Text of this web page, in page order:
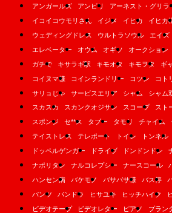
アンガールズ
アンビリ アーネスト・グリラ
イコイコウモリさん
イジメ イヒカ イヒカ
ウェディングドレス
ウルトラソウル エイズ
エレベーター
オウム オギソ オークション
ガチで
キサラギ駅 キモオタ キモヲタ ギ
コイヌマ様
コインランドリー コツン コト
サリョじゃ
サービスエリア シャム シャム
スカスカ
スカンクオジサン スコープ スト
スポンジ
セ**ス タブー タモリ チャイム
テイストレス
テレポート トイレ トンネル
ドッペルゲンガー
ドライブ ドンドンドン
ナポリタン
ナルコレプシー ナースコール
ハンセン病
バケモノ バサバサ様 バス停
パンツ
パンドラ ヒサユキ ヒッチハイク
ビデオテープ
ビデオレター ピアノ プラン